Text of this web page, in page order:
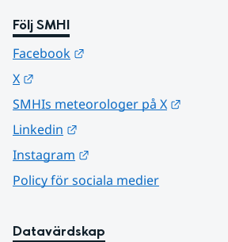
Följ SMHI
Facebook
X
SMHIs meteorologer på X
Linkedin
Instagram
Policy för sociala medier
Datavärdskap